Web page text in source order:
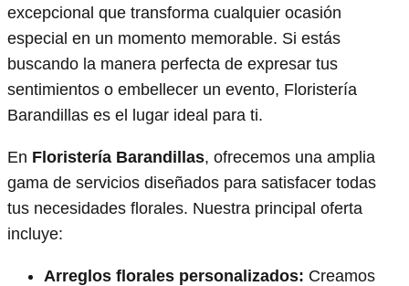
excepcional que transforma cualquier ocasión
especial en un momento memorable. Si estás
buscando la manera perfecta de expresar tus
sentimientos o embellecer un evento, Floristería
Barandillas es el lugar ideal para ti.
En Floristería Barandillas, ofrecemos una amplia
gama de servicios diseñados para satisfacer todas
tus necesidades florales. Nuestra principal oferta
incluye:
Arreglos florales personalizados: Creamos